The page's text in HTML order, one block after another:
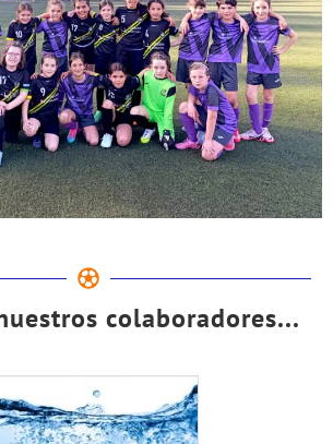
colaboradores...